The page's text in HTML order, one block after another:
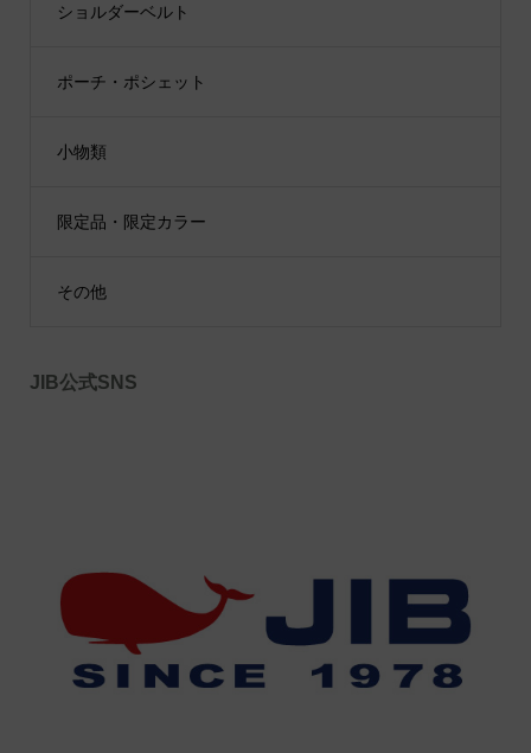
ショルダーベルト
ポーチ・ポシェット
小物類
限定品・限定カラー
その他
JIB公式SNS